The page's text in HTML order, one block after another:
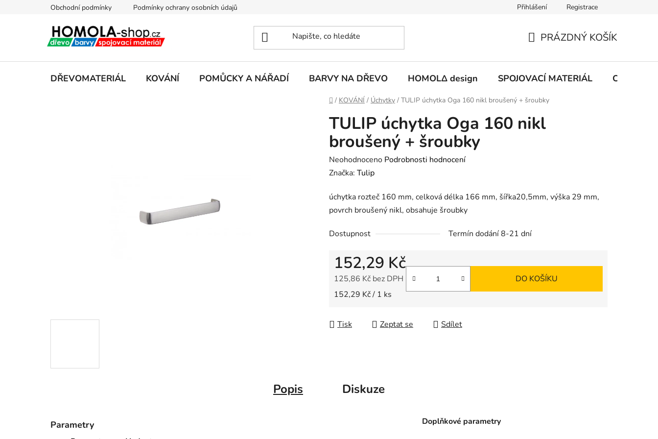
Obchodní podmínky Podmínky ochrany osobních údajů Přihlášení Registrace
KOŠÍK
PRÁZDNÝ KOŠÍK
DŘEVOMATERIÁL KOVÁNÍ POMŮCKY A NÁŘADÍ BARVY NA DŘEVO HOMOLΔ design SPOJOVACÍ MATERIÁL CHEMIE
Domů
/ KOVÁNÍ / Úchytky / TULIP úchytka Oga 160 nikl broušený + šroubky
TULIP úchytka Oga 160 nikl
broušený + šroubky
Průměrné
hodnocení
je
0,0
5
Neohodnoceno Podrobnosti hodnocení
Značka: Tulip
úchytka rozteč 160 mm, celková délka 166 mm, šířka20,5mm, výška 29 mm,
povrch broušený nikl, obsahuje šroubky
Dostupnost Termín dodání 8-21 dní
152,29 Kč
125,86 Kč bez DPH
Měrná cena:
152,29 Kč / 1 ks
DO KOŠÍKU
Tisk Zeptat se Sdílet
Popis Diskuze
Parametry Doplňkové parametry